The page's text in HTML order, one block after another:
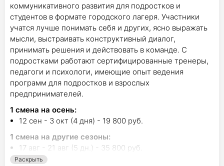
коммуникативного развития для подростков и
студентов в формате городского лагеря. Участники
учатся лучше понимать себя и других, ясно выражать
мысли, выстраивать конструктивный диалог,
принимать решения и действовать в команде. С
подростками работают сертифицированные тренеры,
педагоги и психологи, имеющие опыт ведения
программ для подростков и взрослых
предпринимателей.
1 смена на осень:
12 сен - 3 окт (4 дня) - 19 800 руб.
1 смена на другие сезоны:
17 авг - 21 авг (5 дн.) - 35 800 руб.
Раскрыть